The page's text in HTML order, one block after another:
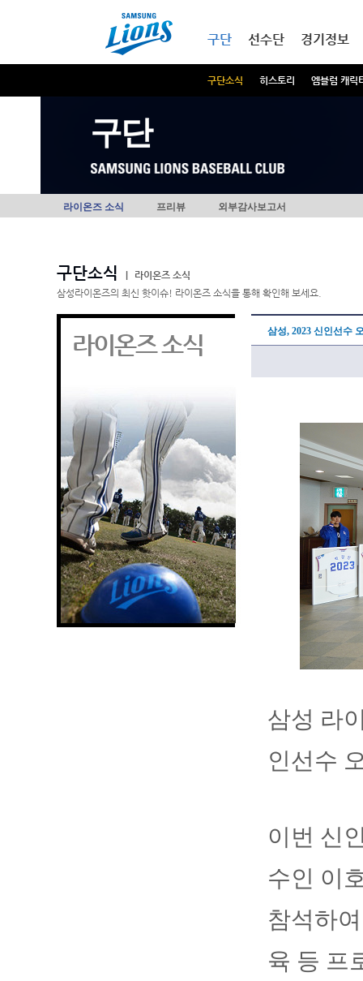
구단
구단소식 히스토리 엠블럼 캐릭
선수단 경기정보
구단
라이온즈 소식 프리뷰 외부감사보고서
구단소식
라이온즈 소식
삼성라이온즈의 최신 핫이슈! 라이온즈 소식을 통해 확인해 보세요.
라이온즈 소식 삼성, 2023 신인선수
삼성 라
인선수
이번 신
수인 이
참석하
육 등 프